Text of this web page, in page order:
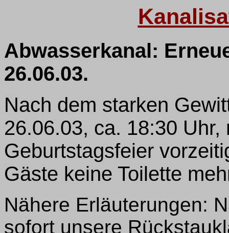
Abwasserkanal:
26.06.03.
Nach dem starken
26.06.03, ca. 18:30 Uhr,
Geburtstagsfeier
Gäste keine Toilette
Nähere Erläuterungen:
sofort unsere